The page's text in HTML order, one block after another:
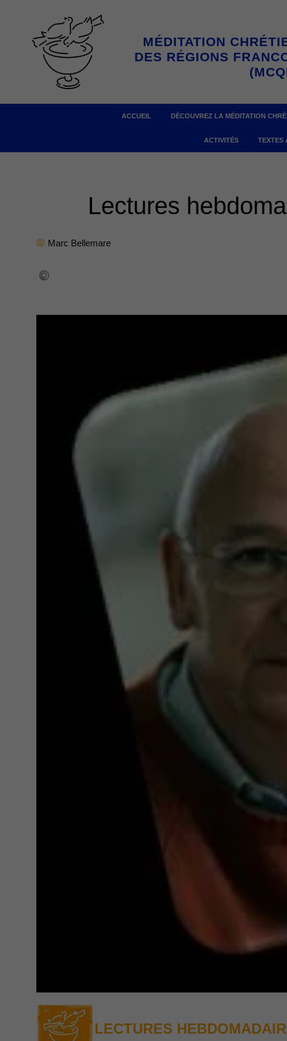
contenu
MÉDITATION
DES RÉGIONS
ACCUEIL DÉCOUVREZ LA MÉDITATION
ACTIVITÉS TEXTES
Lectures
Marc Bellemare
LECTURES